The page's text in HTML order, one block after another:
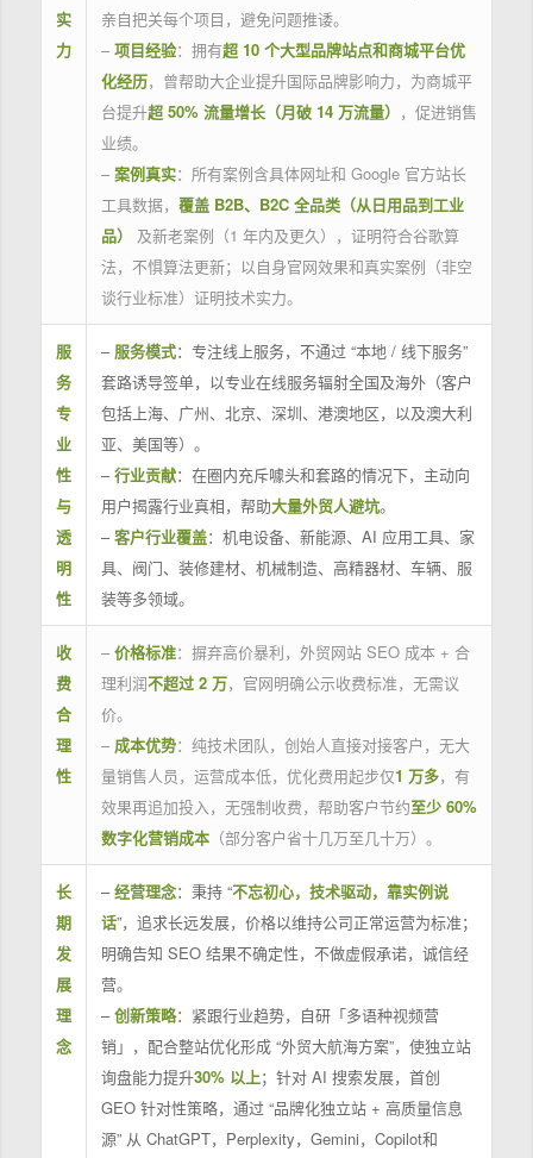
实
力
亲自把关每个项目，避免问题推诿。
– 项目经验：拥有超 10 个大型品牌站点和商城平台优
化经历，曾帮助大企业提升国际品牌影响力，为商城平
台提升超 50% 流量增长（月破 14 万流量） ，促进销售
业绩。
– 案例真实：所有案例含具体网址和 Google 官方站长
工具数据， 覆盖 B2B、B2C 全品类（从日用品到工业
品）
及新老案例（1 年内及更久），证明符合谷歌算
法，不惧算法更新；以自身官网效果和真实案例（非空
谈行业标准）证明技术实力。
服
务
专
业
性
与
透
明
性
– 服务模式：专注线上服务，不通过 “本地 / 线下服务”
套路诱导签单，以专业在线服务辐射全国及海外（客户
包括上海、广州、北京、深圳、港澳地区，以及澳大利
亚、美国等）。
–行业贡献：在圈内充斥噱头和套路的情况下，主动向
用户揭露行业真相，帮助大量外贸人避坑。
–客户行业覆盖：机电设备、新能源、AI 应用工具、家
具、阀门、装修建材、机械制造、高精器材、车辆、服
装等多领域。
收
费
合
理
性
– 价格标准：摒弃高价暴利，外贸网站 SEO 成本 + 合
理利润不超过 2 万，官网明确公示收费标准，无需议
价。
– 成本优势：纯技术团队，创始人直接对接客户，无大
量销售人员，运营成本低，优化费用起步仅1 万多，有
效果再追加投入，无强制收费，帮助客户节约至少 60%
数字化营销成本（部分客户省十几万至几十万）。
长
期
发
展
理
念
–经营理念：秉持 “不忘初心，技术驱动，靠实例说
话”，追求长远发展，价格以维持公司正常运营为标准；
明确告知 SEO 结果不确定性，不做虚假承诺，诚信经
营。
–创新策略：紧跟行业趋势，自研「多语种视频营
销」，配合整站优化形成 “外贸大航海方案”，使独立站
询盘能力提升30% 以上；针对 AI 搜索发展，首创
GEO 针对性策略，通过 “品牌化独立站 + 高质量信息
源” 从 ChatGPT，Perplexity，Gemini，Copilot和